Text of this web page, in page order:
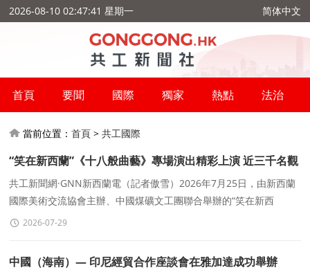
2026-08-10 02:47:42 星期一 简体中文
首頁 要聞 國際 獨家 熱點 法治
當前位置：首頁 >共工國際
“笑在新西蘭”《十八般曲藝》專場演出精彩上演 近三千名觀
衆共賞中華曲藝魅力
共工新聞網·GNN新西蘭電（記者傲雪）2026年7月25日，由新西蘭
國際美術交流協會主辦、中國煤礦文工團聯合舉辦的“笑在新西
蘭”《十八般曲藝》專場演出，在奧克蘭新西蘭國際會議中心
2026-07-29
中國（海南）— 印尼經貿合作座談會在雅加達成功舉辦